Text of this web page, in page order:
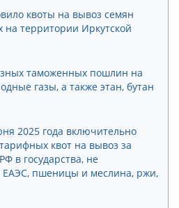
квоты на вывоз семян
на территории Иркутской
таможенных пошлин на
газы, а также этан, бутан
2025 года включительно
квот на вывоз за
в государства, не
пшеницы и меслина, ржи,